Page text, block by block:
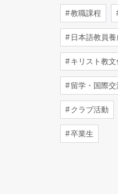
教職課程
日本語教員養
キリスト教文
留学・国際交
クラブ活動
卒業生